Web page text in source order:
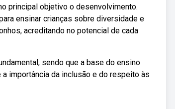
principal objetivo o desenvolvimento.
ensinar crianças sobre diversidade e
acreditando no potencial de cada
sendo que a base do ensino
importância da inclusão e do respeito às